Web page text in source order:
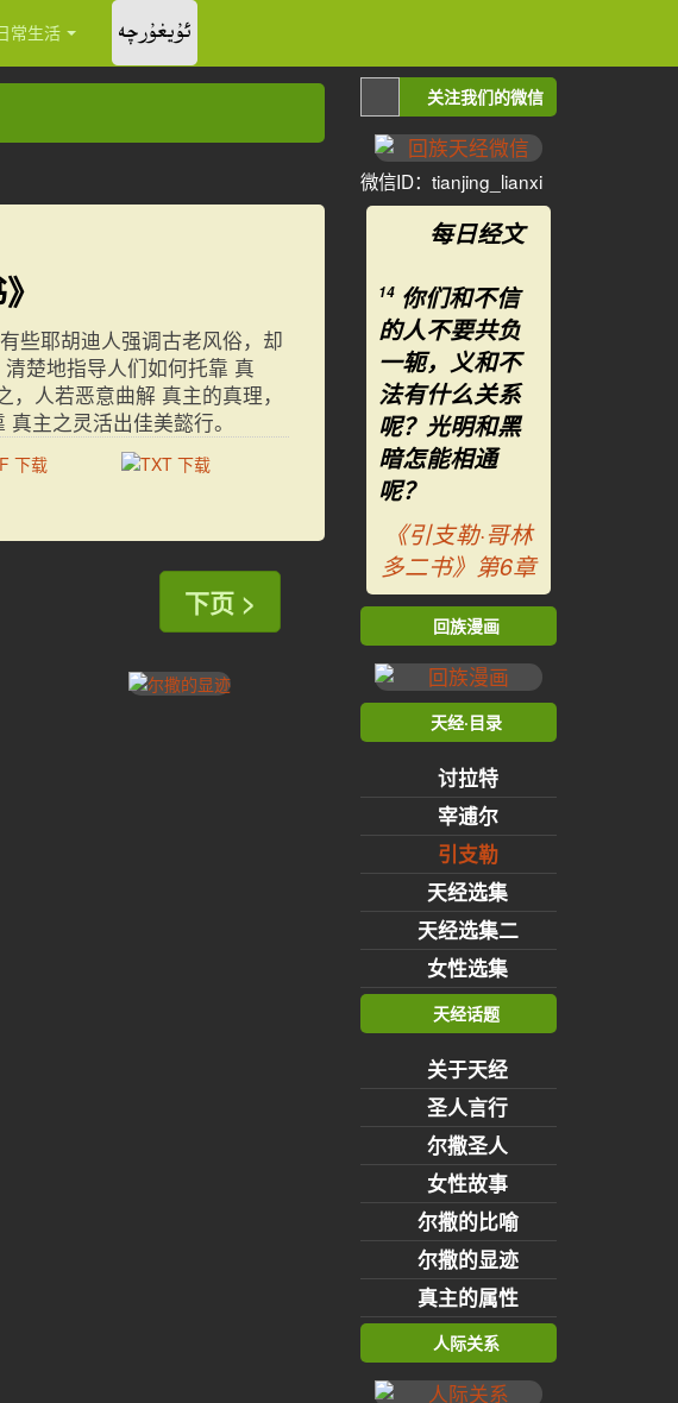
常生活 ئۇيغۇرچە
些耶胡迪人强调古老风俗，却
楚地指导人们如何托靠 真
人若恶意曲解 真主的真理，
主之灵活出佳美懿行。
下页 >
关注我们的微信
微信ID：tianjing_lianxi
每日经文
14 你们和不信
的人不要共负
一轭，义和不
法有什么关系
呢？光明和黑
暗怎能相通
呢？
《引支勒·哥林
多二书》第6章
回族漫画
天经·目录
讨拉特
宰逋尔
引支勒
天经选集
天经选集二
女性选集
天经话题
关于天经
圣人言行
尔撒圣人
女性故事
尔撒的比喻
尔撒的显迹
真主的属性
人际关系